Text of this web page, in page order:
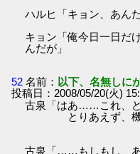
ハルヒ「キョン、あん
キョン「俺今日一日だ
んだが」
52 名前： 以下、名無しに
投稿日：2008/05/20(火)
古泉「はあ……これ、ど
とりあえず、機
古泉「……もしもし、